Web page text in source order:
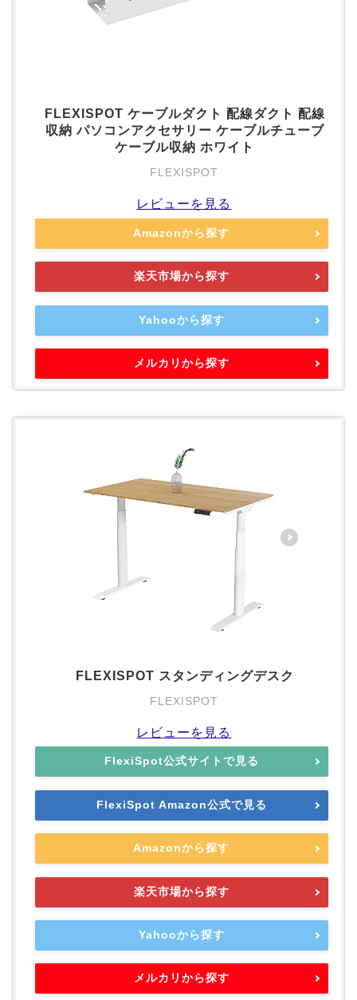
FLEXISPOT ケーブルダクト 配線ダクト 配線
収納 パソコンアクセサリー ケーブルチューブ
ケーブル収納 ホワイト
FLEXISPOT
レビューを見る
Amazonから探す
楽天市場から探す
Yahooから探す
メルカリから探す
FLEXISPOT スタンディングデスク
FLEXISPOT
レビューを見る
FlexiSpot公式サイトで見る
FlexiSpot Amazon公式で見る
Amazonから探す
楽天市場から探す
Yahooから探す
メルカリから探す